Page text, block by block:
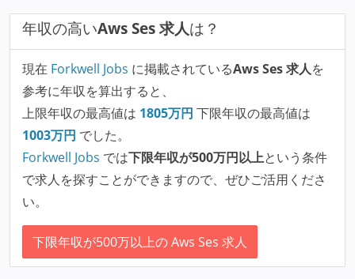
年収の高いAws Ses 求人は？
現在 Forkwell Jobs に掲載されているAws Ses 求人を
参考に年収を算出すると、
上限年収の最高値は 1805万円 下限年収の最高値は
1003万円 でした。
Forkwell Jobs では下限年収が500万円以上という条件
で求人を探すことができますので、ぜひご活用くださ
い。
下限年収が500万以上の Aws Ses 求人